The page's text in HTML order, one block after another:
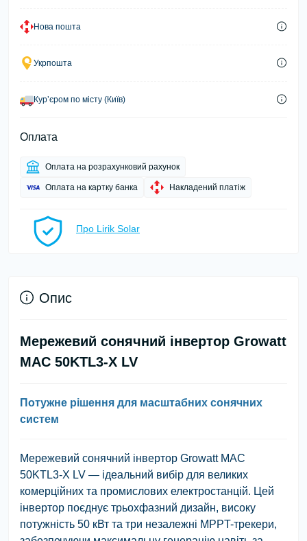
Нова пошта
Укрпошта
Курʼєром по місту (Київ)
Оплата
Оплата на розрахунковий рахунок
Оплата на картку банка Накладений платіж
Про Lirik Solar
Опис
Мережевий сонячний інвертор Growatt
MAC 50KTL3-X LV
Потужне рішення для масштабних сонячних
систем
Мережевий сонячний інвертор Growatt MAC
50KTL3-X LV — ідеальний вибір для великих
комерційних та промислових електростанцій. Цей
інвертор поєднує трьохфазний дизайн, високу
потужність 50 кВт та три незалежні MPPT-трекери,